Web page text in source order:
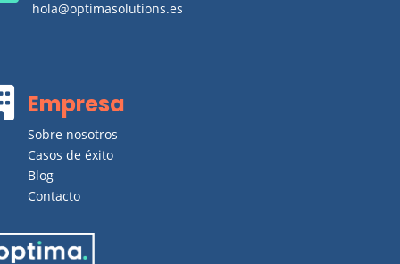
hola@optimasolutions.es
Empresa
Sobre nosotros
Casos de éxito
Blog
Contacto